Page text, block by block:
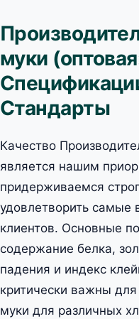
муки
Стандарты
Качество
является нашим
придерживаемся
удовлетворить самые
клиентов. Основные
содержание белка,
падения и индекс
критически важны
муки для различных